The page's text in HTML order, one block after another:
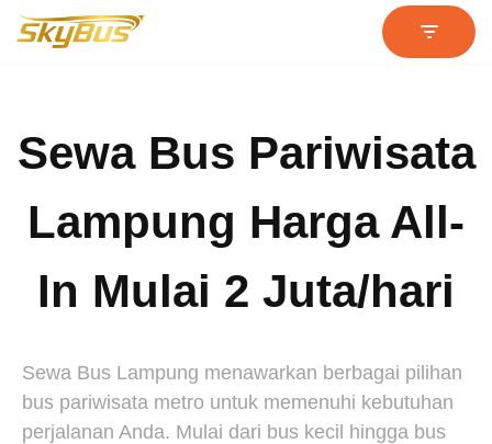
Sewa Bus Pariwisata
Lampung Harga All-
In Mulai 2 Juta/hari
Sewa Bus Lampung menawarkan berbagai pilihan
bus pariwisata metro untuk memenuhi kebutuhan
perjalanan Anda. Mulai dari bus kecil hingga bus